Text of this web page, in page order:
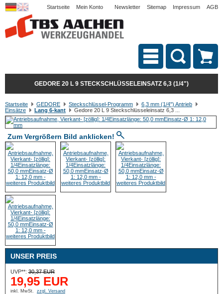
Startseite Mein Konto Newsletter Sitemap Impressum AGB
GEDORE 20 L 9 STECKSCHLÜSSELEINSATZ 6,3 (1/4")
Startseite GEDORE Steckschlüssel-Programm
6,3 mm (1/4") Antrieb
Einsätze
Lang 6-kant Gedore 20 L 9 Steckschlüsseleinsatz 6,3 ...
Zum Vergrößern Bild anklicken!
UNSER PREIS
UVP**: 30,37 EUR
19,95 EUR
inkl. MwSt. zzgl. Versand